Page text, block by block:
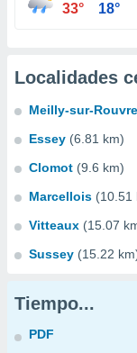
33° 18°
Localidades
Meilly-sur-
Essey (6.81 km)
Clomot (9.6 km)
Marcellois (10.51
Vitteaux (15.07
Sussey (15.22
Tiempo...
PDF